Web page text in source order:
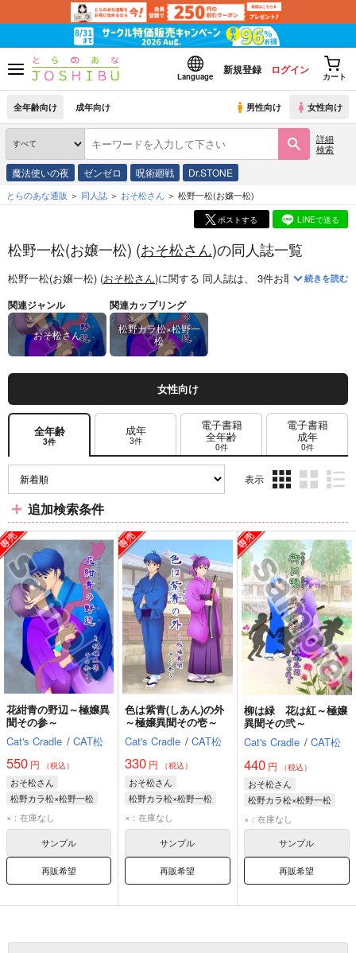
Language
新規登録 ログイン
カート
全年齢向け 成年向け 男性向け 女性向け
詳細
検索
魔法使いの夜 ゼンゼロ 呪術廻戦 Dr.STONE
とらのあな通販 同人誌 おそ松さん 松野一松(お嬢一松)
ポストする LINEで送る
松野一松(お嬢一松) (おそ松さん)の同人誌一覧
松野一松(お嬢一松) (おそ松さん)に関する 同人誌は、 3件お取り扱いがご
続きを読む
関連ジャンル
おそ松さん
関連カップリング
松野カラ松×松野一
松
女性向け
全年齢
3件
成年
3件
電子書籍
全年齢
0件
電子書籍
成年
0件
表示
ム
表
示
ム
表
示
ム
表
示
追加検索条件
花紺青の野辺～極嬢異
聞その参～
Cat's Cradle / CAT松
550 円 （税込）
おそ松さん
松野カラ松×松野一松
松野カラ松(極道)
松野一松(お嬢一松)
×：在庫なし
サンプル
再販希望
色は紫青(しあん)の外
～極嬢異聞その壱～
Cat's Cradle / CAT松
330 円 （税込）
おそ松さん
松野カラ松×松野一松
松野カラ松(極道)
松野一松(お嬢一松)
×：在庫なし
サンプル
再販希望
柳は緑 花は紅～極嬢
異聞その弐～
Cat's Cradle / CAT松
440円 （税込）
おそ松さん
松野カラ松×松野一松
松野カラ松(極道)
松野一松(お嬢一松)
×：在庫なし
サンプル
再販希望